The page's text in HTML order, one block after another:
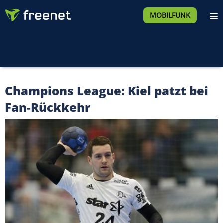
MOBILFUNK
Champions League: Kiel patzt bei
Fan-Rückkehr